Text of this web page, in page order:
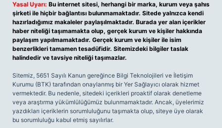
Yasal Uyarı: Bu internet sitesi, herhangi bir marka, kurum veya şahıs
şirketi ile hiçbir bağlantısı bulunmamaktadır. Sitede yalnızca kendi
hazırladığımız makaleler paylaşılmaktadır. Burada yer alan içerikler
haber niteliği taşımamakta olup, gerçek kurum ve kişiler hakkında
paylaşım yapılmamaktadır. Gerçek kurum ve kişiler ile isim
benzerlikleri tamamen tesadüfidir. Sitemizdeki bilgiler taslak
halindedir ve tavsiye niteliği taşımazlar.
Sitemiz, 5651 Sayılı Kanun gereğince Bilgi Teknolojileri ve İletişim
Kurumu (BTK) tarafından onaylanmış bir Yer Sağlayıcı olarak hizmet
vermektedir. Bu nedenle, sitedeki içerikleri proaktif olarak denetleme
veya araştırma yükümlülüğümüz bulunmamaktadır. Ancak, üyelerimiz
yazdıkları içeriklerin sorumluluğunu taşımakta olup, siteye üye olarak
bu sorumluluğu kabul etmiş sayılırlar.